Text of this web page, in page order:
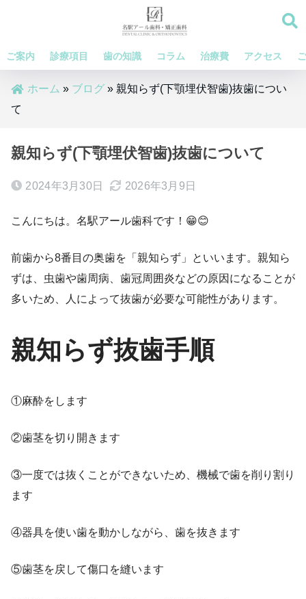
ご案内 診療項目 歯の知識 コラム 治療費 アクセス
ホーム » ブログ » 親知らず(下顎埋伏智歯)抜歯につい
て
親知らず(下顎埋伏智歯)抜歯について
2024年3月30日 2026年3月9日
こんにちは。名駅アール歯科です！😁😊
前歯から8番目の奥歯を「親知らず」といいます。親知ら
ずは、虫歯や歯周病、歯冠周囲炎などの原因になることが
多いため、人によって抜歯が必要な可能性があります。
親知らず抜歯手順
①麻酔をします
②歯茎を切り開きます
③一度では抜くことができないため、機械で歯を削り割り
ます
④器具を使い歯を動かしながら、歯を抜きます
⑤歯茎を戻して傷口を縫います